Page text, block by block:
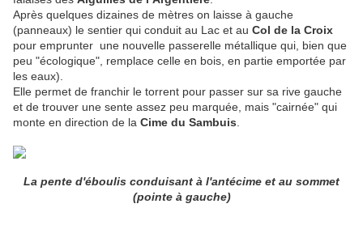
Après quelques dizaines de mètres on laisse à gauche
(panneaux) le sentier qui conduit au Lac et au Col de la Croix
pour emprunter une nouvelle passerelle métallique qui, bien que
peu "écologique", remplace celle en bois, en partie emportée par
les eaux).
Elle permet de franchir le torrent pour passer sur sa rive gauche
et de trouver une sente assez peu marquée, mais "cairnée" qui
monte en direction de la Cime du Sambuis
La pente d'éboulis conduisant à l'antécime et au sommet
(pointe à gauche)